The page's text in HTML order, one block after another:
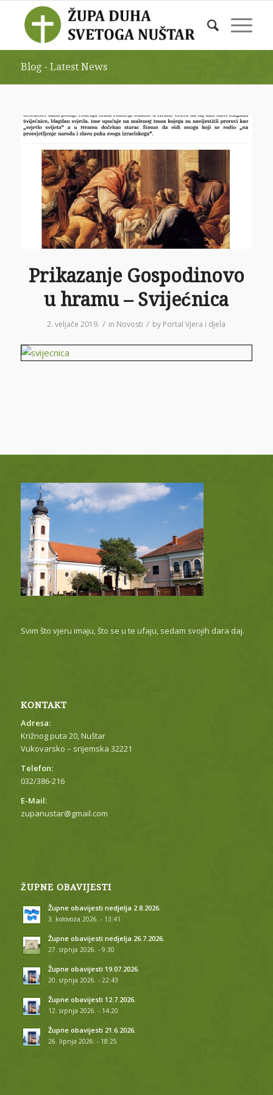
Blog - Latest News
Prikazanje Gospodinovo
u hramu – Svijećnica
2. veljače 2019. / in Novosti / by Portal Vjera i djela
Svim što vjeru imaju, što se u te ufaju, sedam svojih dara daj.
KONTAKT
Adresa:
Križnog puta 20, Nuštar
Vukovarsko – srijemska 32221
Telefon:
032/386-216
E-Mail:
zupanustar@gmail.com
ŽUPNE OBAVIJESTI
Župne obavijesti nedjelja 2.8.2026.
3. kolovoza 2026. - 13:41
Župne obavijesti nedjelja 26.7.2026.
27. srpnja 2026. - 9:30
Župne obavijesti 19.07.2026.
20. srpnja 2026. - 22:43
Župne obavijesti 12.7.2026.
12. srpnja 2026. - 14:20
Župne obavijesti 21.6.2026.
26. lipnja 2026. - 18:25